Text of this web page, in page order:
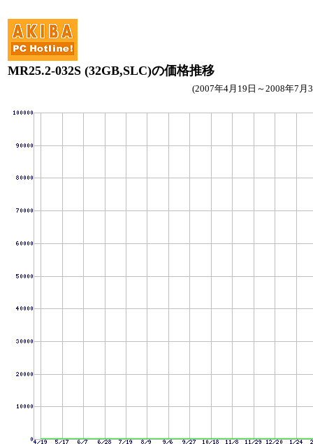
MR25.2-032S (32GB,SLC)の価格推移
(2007年4月19日～2008年7月